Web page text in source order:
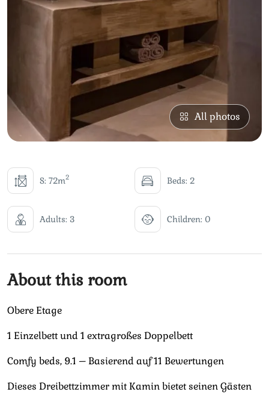
All photos
S: 72m2 Beds: 2
Adults: 3 Children: 0
About this room
Obere Etage
1 Einzelbett und 1 extragroßes Doppelbett
Comfy beds, 9.1 – Basierend auf 11 Bewertungen
Dieses Dreibettzimmer mit Kamin bietet seinen Gästen